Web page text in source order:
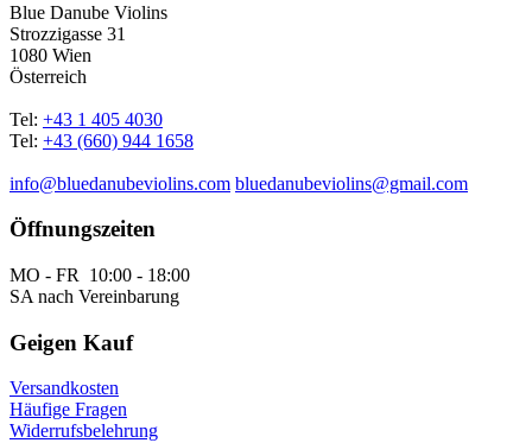
Blue Danube Violins
Strozzigasse 31
1080 Wien
Österreich
Tel: +43 1 405 4030
Tel: +43 (660) 944 1658
info@bluedanubeviolins.com bluedanubeviolins@gmail.com
Öffnungszeiten
MO - FR 10:00 - 18:00
SA nach Vereinbarung
Geigen Kauf
Versandkosten
Häufige Fragen
Widerrufsbelehrung